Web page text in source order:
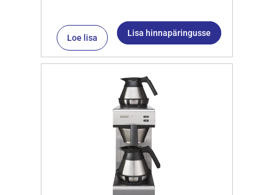
Loe lisa Lisa hinnapäringusse